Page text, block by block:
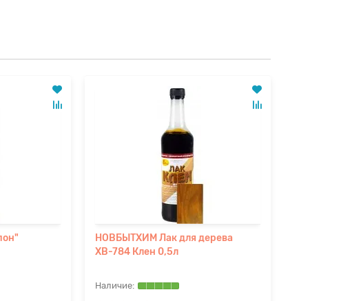
НОВБЫТХИМ Лак для дерева
ХВ-784 Клен 0,5л